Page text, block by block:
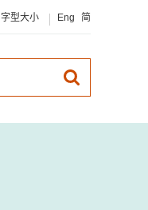
字型大小 Eng 简